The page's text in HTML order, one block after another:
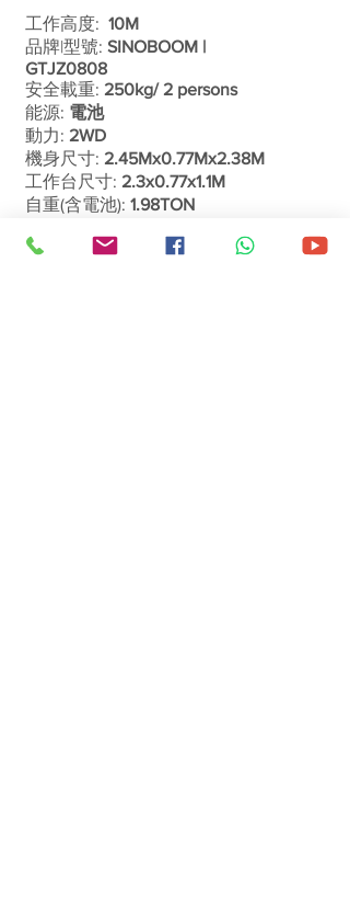
工作高度: 10M
品牌|型號: SINOBOOM |
GTJZ0808
安全載重: 250kg/ 2 persons
能源: 電池
動力: 2WD
機身尺寸: 2.45Mx0.77Mx2.38M
工作台尺寸: 2.3x0.77x1.1M
自重(含電池): ​ 1.98TON
了解詳情